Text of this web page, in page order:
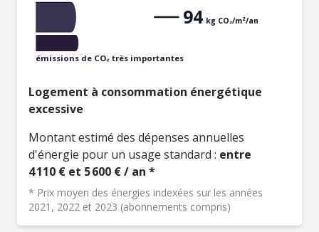
émissions de CO₂ très importantes
94 kg CO₂/m²/an
Logement à consommation énergétique
excessive
Montant estimé des dépenses annuelles
d'énergie pour un usage standard : entre
4 110 € et 5 600 € / an *
* Prix moyen des énergies indexées sur les années
2021, 2022 et 2023 (abonnements compris)